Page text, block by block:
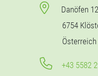
Danöfen
6754
Österreich
+43 5582